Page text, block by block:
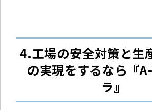
4.工場の安全対策と生
の実現をするなら『
ラ』